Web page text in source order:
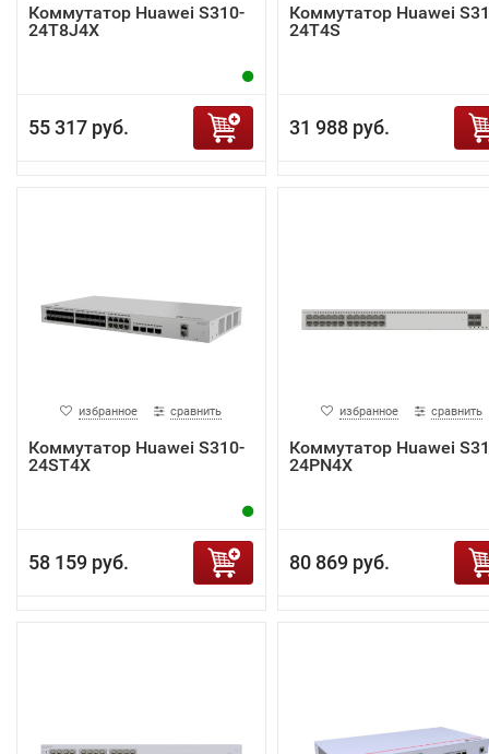
Коммутатор Huawei S310-
24T8J4X
55 317 руб.
Коммутатор Huawei
24T4S
31 988 руб.
избранное сравнить
Коммутатор Huawei S310-
24ST4X
58 159 руб.
избранное сравнить
Коммутатор Huawei
24PN4X
80 869 руб.